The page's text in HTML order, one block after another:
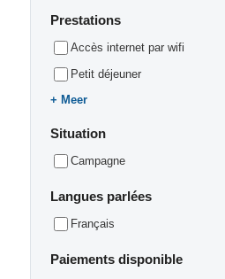
Prestations
Accès internet par wifi
Petit déjeuner
Meer
Situation
Campagne
Langues parlées
Français
Paiements disponible